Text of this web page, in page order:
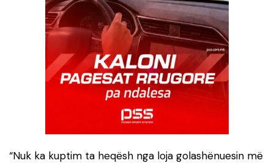
“Nuk ka kuptim ta heqësh nga loja golashënuesin më